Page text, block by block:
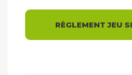
RÈGLEMENT JEU